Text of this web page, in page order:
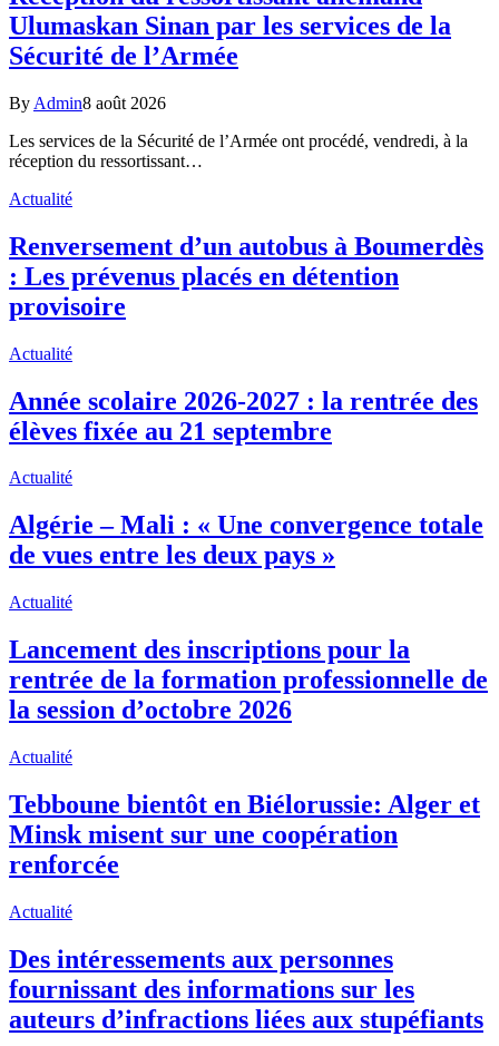
Ulumaskan Sinan par les services de la
Sécurité de l’Armée
By Admin8 août 2026
Les services de la Sécurité de l’Armée ont procédé, vendredi, à la
réception du ressortissant…
Actualité
Renversement d’un autobus à Boumerdès
: Les prévenus placés en détention
provisoire
Actualité
Année scolaire 2026-2027 : la rentrée des
élèves fixée au 21 septembre
Actualité
Algérie – Mali : « Une convergence totale
de vues entre les deux pays »
Actualité
Lancement des inscriptions pour la
rentrée de la formation professionnelle de
la session d’octobre 2026
Actualité
Tebboune bientôt en Biélorussie: Alger et
Minsk misent sur une coopération
renforcée
Actualité
Des intéressements aux personnes
fournissant des informations sur les
auteurs d’infractions liées aux stupéfiants